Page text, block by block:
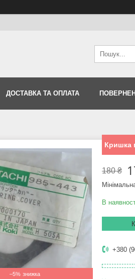
ДОСТАВКА ТА ОПЛАТА
–5%
Кришка
180 ₴
В
+380